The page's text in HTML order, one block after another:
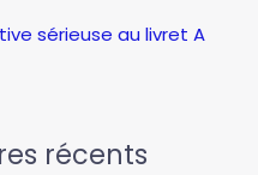
sérieuse au livret A
récents